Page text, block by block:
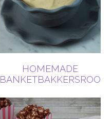
HOMEMADE
BANKETBAKKERSROOM